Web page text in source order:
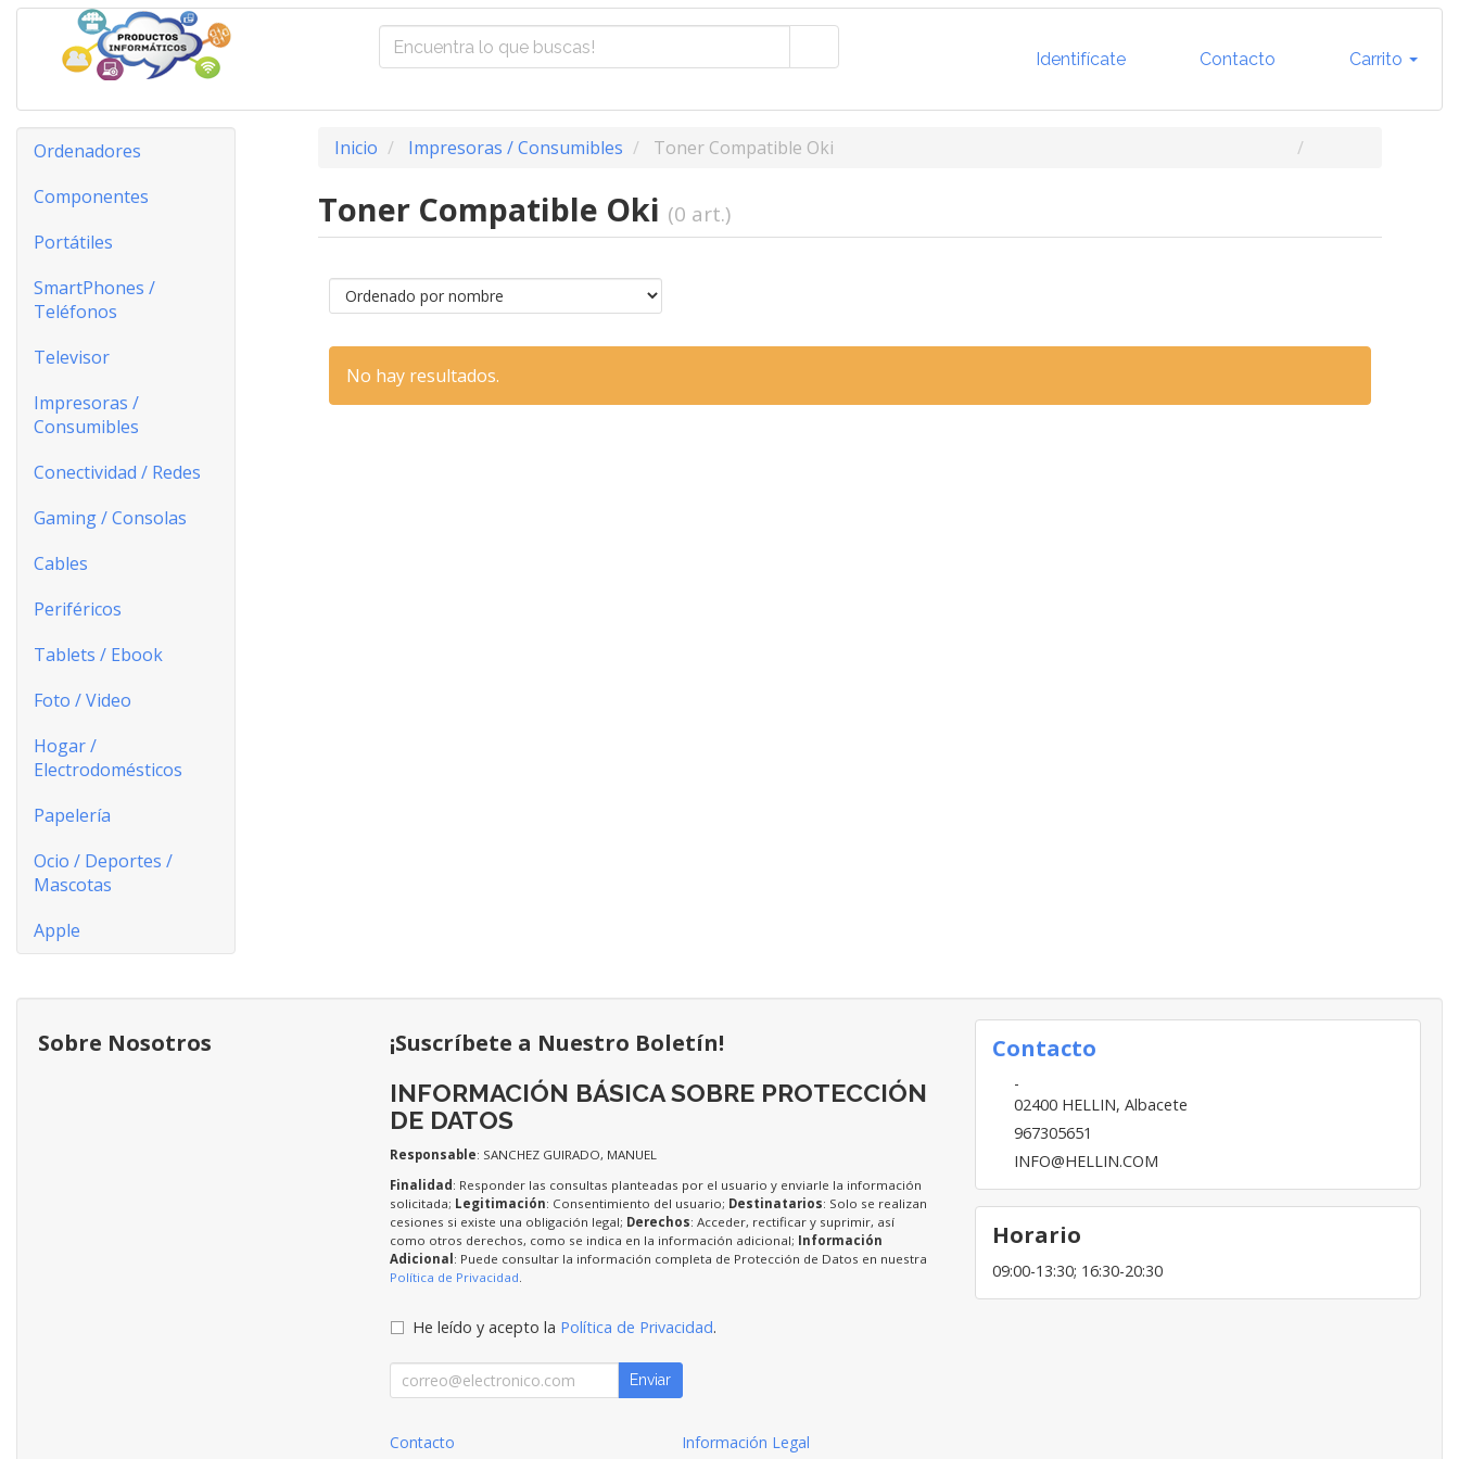
Identifícate Contacto Carrito
Ordenadores
Componentes
Portátiles
SmartPhones /
Teléfonos
Televisor
Impresoras /
Consumibles
Conectividad / Redes
Gaming / Consolas
Cables
Periféricos
Tablets / Ebook
Foto / Video
Hogar /
Electrodomésticos
Papelería
Ocio / Deportes /
Mascotas
Apple
Inicio Impresoras / Consumibles Toner Compatible Oki
Toner Compatible Oki (0 art.)
No hay resultados.
Sobre Nosotros
¡Suscríbete a Nuestro Boletín!
INFORMACIÓN BÁSICA SOBRE PROTECCIÓN
DE DATOS
Responsable: SANCHEZ GUIRADO, MANUEL
Finalidad : Responder las consultas planteadas por el usuario y enviarle la información
solicitada; Legitimación: Consentimiento del usuario; Destinatarios: Solo se realizan
cesiones si existe una obligación legal; Derechos: Acceder, rectificar y suprimir, así
como otros derechos, como se indica en la información adicional; Información
Adicional : Puede consultar la información completa de Protección de Datos en nuestra
Política de Privacidad.
He leído y acepto la Política de Privacidad.
Enviar
Contacto
Información Legal
Contacto
-
02400 HELLIN, Albacete
967305651
INFO@HELLIN.COM
Horario
09:00-13:30; 16:30-20:30